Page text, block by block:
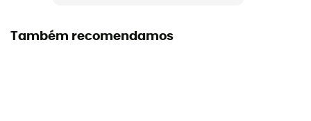
32 L
Também recomendamos